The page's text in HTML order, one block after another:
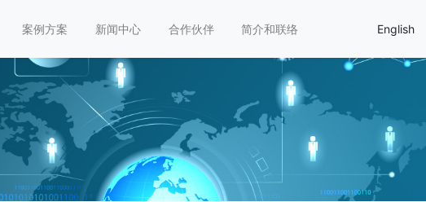
案例方案 新闻中心 合作伙伴 简介和联络 English